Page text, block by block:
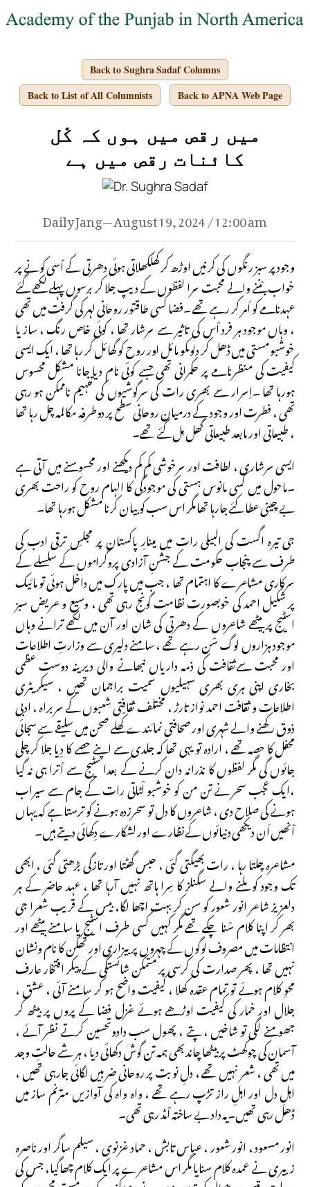
Back to Sughra Sadaf Columns
Back to List of All Columnists
Back to APNA Web Page
میں رقص میں ہوں کہ کْل
کائنات رقص میں ہے
Daily Jang — August 19, 2024 / 12:00 am
وجود پر سبز رنگوں کی کرنیں اوڑھ کر کِھلکھلاتی ہوئی دھرتی کے اْسی کونے پر
خواب بْننے والے محبت سرا لفظوں کے دیپ جلا کر برسوں پہلے لکھے گئے
عہدنامے کو اَمر کر رہے تھے ۔فضا کسی طاقتور روحانی لہر کی گرفت میں تھی
، وہاں موجود ہر فرد اْس کی تاثیر سے سرشار تھا ، کوئی خاص رنگ ، ساز یا
خوشبو مستی میں ڈھل کر دلوںکو مائل اور روح کو گھائل کر رہا تھا ، ایک ایسی
کیفیت کی منظرنامے پر حکمرانی تھی جسے کوئی نام دیا جانا مشکل محسوس
ہورہا تھا ۔اِسرار سے بھری رات کی سرگوشیوں کی تفہیم ناممکن ہو رہی
تھی ، فطرت اور وجود کے درمیان روحانی سطح پر دوطرفہ مکالمہ چل رہا تھا
، طبیعاتی اور مابعد طبیعاتی گھل مِل گئے تھے۔
ایسی سرشاری ، لطافت اور سرخوشی کم کم دیکھنے اور محسوسنے میں آتی ہے
۔ماحول میں کسی مانوس ہستی کی موجودگی کا الہام روح کو راحت بھری
بے چینی عطا کئے جارہا تھا مگر اس سب کو بیان کرنا مشکل ہورہا تھا۔
جی تیرہ اگست کی البیلی رات میں مینارِ پاکستان پر مجلسِ ترقی ادب کی
طرف سے پنجاب حکومت کے جشنِ آزادی پروگراموں کے سلسلے کے
سرکاری مشاعرے کا اہتمام تھا ، جب میں پارک میں داخل ہوئی تو مائیک
پر شکیل احمد کی خوبصورت نظامت گونج رہی تھی ، وسیع و عریض سبز
اسٹیج پر بیٹھے شاعروں کے دھرتی کی شان اور آن میں لکھے ترانے وہاں
موجود ہزاروں لوگ سْن رہے تھے ، سامنے دلیری سے وزارتِ اطلاعات
اور محبت سےثقافت کی ذمہ داریاں نبھانے والی دیرینہ دوست عظمی
بخاری اپنی ہری بھری سہیلیوں سمیت براجمان تھیں ، سیکریٹری
اطلاعات و ثقافت احمد نواز تارڑ ، مختلف ثقافتی شعبوں کے سربراہ ، ادبی
ذوق رکھنے والے شہری اور صحافتی نمائندے کْھلے صحن میں سلیقے سے سجائی
محفل کا حصہ تھے ، ارادہ تو یہی تھا کہ جلدی سے اپنے حصے کا دِیا جلا کر چلی
جائوں گی مگر لفظوں کا نذرانہ دان کرنے کے بعدا سٹیج سے اْترا ہی نہ گیا
،ایک عجب سحر نے تن من کو خوشبو لْٹاتی رات کے جام سے سیراب
ہونے کی صلاح دی ، شاعروں کا دل تو سحرزدہ ہونے کو ترستا ہے کہ یہاں
اْنھیں اَن دیکھی دنیائوں کے نظارے اور لشکارے دِکھائی دیتے ہیں۔
مشاعرہ چلتا رہا ، رات بھیگتی گئی ، حبس گھٹتا اور تازگی بڑھتی گئی ، ابھی
تک وجود کو ملنے والے سگنلز کا سِرا ہاتھ نہیں آرہا تھا ، عہد حاضر کے ہر
دلعزیز شاعر انور شعور کو سن کر بہت اچھا لگا، بیس کے قریب شعرا جی
بھر کر اپنا کلام سْنا چکے تھے مگر کہیں کسی طرف اسٹیج یا سامنے بیٹھے اور
انتظامات میں مصروف لوگوں کے چہروں پر بیزاری اور تھکن کا نام ونشان
نہیں تھا ، پھر صدارت کی کرسی پر متمکن شائستگی کے پیکر افتخار عارف
محوِ کلام ہوئے تو تمام عقدہ کھلا ، کیفیت واضح ہو کر سامنے آئی ، عشق ،
جلال اور خمار کی کیفیت اوڑھے ہوئے غزل فضا کے پروں پر بیٹھ کر
جھومنے لگی تو شاخیں ، پتے ، پھول سب دادوتحسین کرتے نظر آئے ،
آسمان کی چوکھٹ پر بیٹھا چاند بھی ہمہ تن گوش دکھائی دیا ، ہر شے حالتِ وجد
میں تھی ، شعر نہیں تھے ، دلِ نوبت پر روحانی ضربیں لگائی جارہی تھیں ،
اہلِ دل اور اہلِ راز تڑپ رہے تھے ، واہ واہ کی آوازیں مترنم ساز میں
ڈھل رہی تھیں۔یہ داد بے ساختہ اْمڈ رہی تھی۔
انور مسعود ، انور شعور ، عباس تابش ، حماد غزنوی ، سیلم ساگر اور ناصرہ
زبیری نے عمدہ کلام سنایا مگر اس مشاعرے پر ایک کلام چھاگیا، جس کی